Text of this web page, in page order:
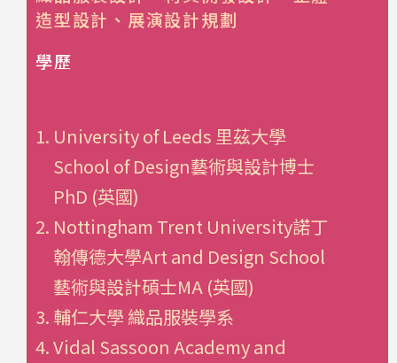
造型設計、展演設計規劃
學歷
University of Leeds 里茲大學
School of Design藝術與設計博士
PhD (英國)
Nottingham Trent University諾丁
翰傳德大學Art and Design School
藝術與設計碩士MA (英國)
輔仁大學 織品服裝學系
Vidal Sassoon Academy and